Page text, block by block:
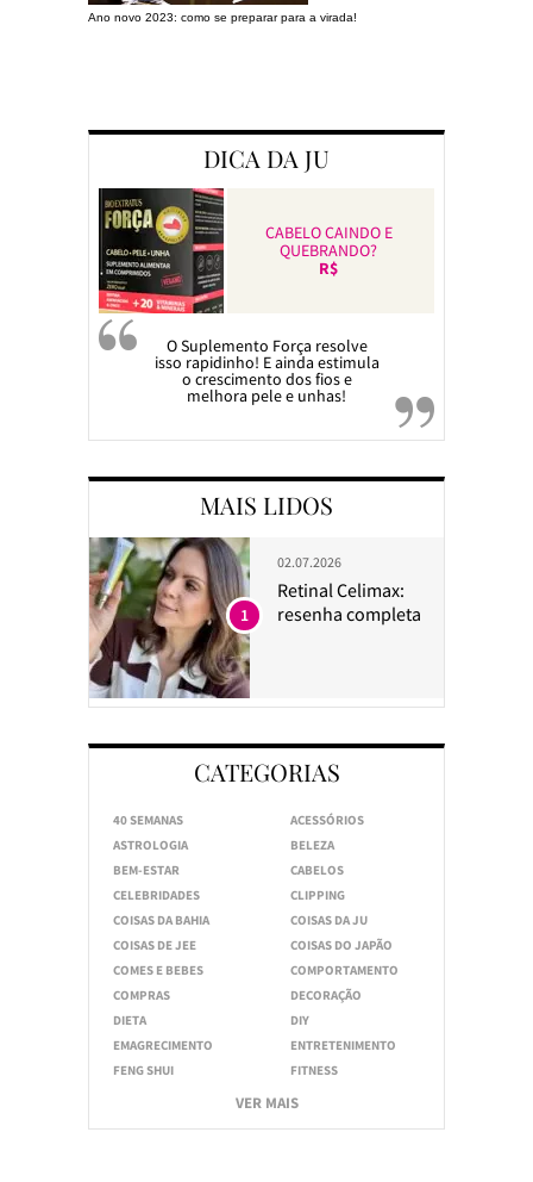
Ano novo 2023: como se preparar para a virada!
DICA DA JU
CABELO CAINDO E
QUEBRANDO?
R$
O Suplemento Força resolve
isso rapidinho! E ainda estimula
o crescimento dos fios e
melhora pele e unhas!
MAIS LIDOS
02.07.2026
Retinal Celimax:
resenha completa
1
CATEGORIAS
40 SEMANAS
ACESSÓRIOS
ASTROLOGIA
BELEZA
BEM-ESTAR
CABELOS
CELEBRIDADES
CLIPPING
COISAS DA BAHIA
COISAS DA JU
COISAS DE JEE
COISAS DO JAPÃO
COMES E BEBES
COMPORTAMENTO
COMPRAS
DECORAÇÃO
DIETA
DIY
EMAGRECIMENTO
ENTRETENIMENTO
FENG SHUI
FITNESS
VER MAIS